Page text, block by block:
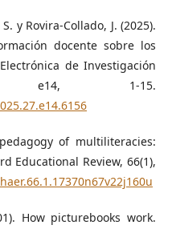
y Rovira-Collado, J. (2025).
docente sobre los
de Investigación
e14, 1-15.
of multiliteracies:
Educational Review, 66(1),
How picturebooks work.